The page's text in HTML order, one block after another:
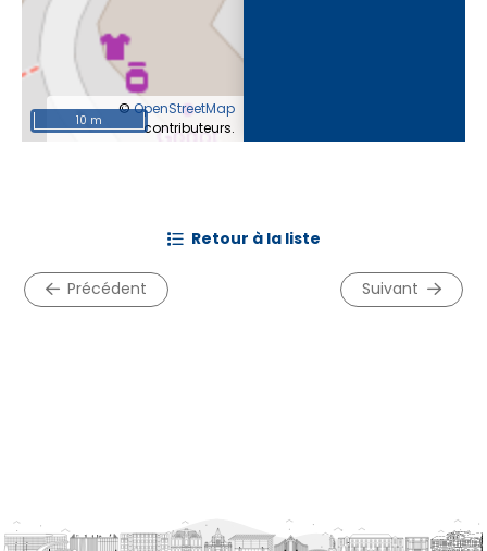
©OpenStreetMap
contributeurs.
10 m
précédent
retour à la liste
suivant